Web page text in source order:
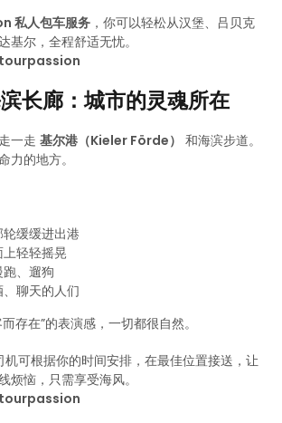
私人包车服务 ，你可以轻松从汉堡、吕贝克
基尔，全程舒适无忧。
长廊：城市的灵魂所在
一走基尔港（Kieler Förde） 和海滨步道。
力的地方。
缓缓进出港
轻轻摇晃
、遛狗
聊天的人们
存在”的表演感，一切都很自然。
可根据你的时间安排，在最佳位置接送，让
烦恼，只需享受海风。